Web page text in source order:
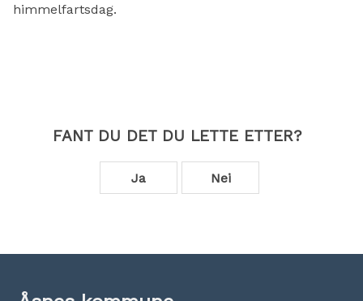
himmelfartsdag.
FANT DU DET DU LETTE ETTER?
Ja Nei